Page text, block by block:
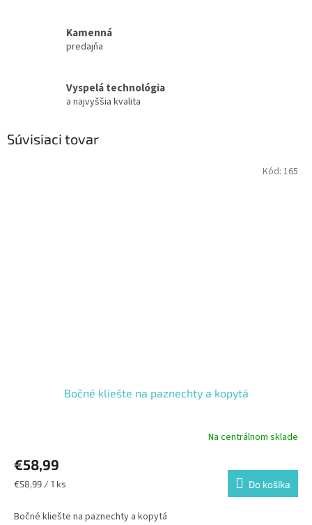
Kamenná
predajňa
Vyspelá technológia
a najvyššia kvalita
Súvisiaci tovar
Bočné kliešte na paznechty a kopytá
Na centrálnom sklade
€58,99
Jednotková
€58,99 / 1 ks Do košíka
Bočné kliešte na paznechty a kopytá
Kód: 165